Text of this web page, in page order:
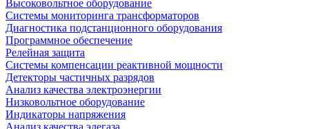
Высоковольтное оборудование
Системы мониторинга трансформаторов
Диагностика подстанционного оборудования
Программное обеспечение
Релейная защита
Системы компенсации реактивной мощности
Детекторы частичных разрядов
Анализ качества электроэнергии
Низковольтное оборудование
Индикаторы напряжения
Анализ качества элегаза